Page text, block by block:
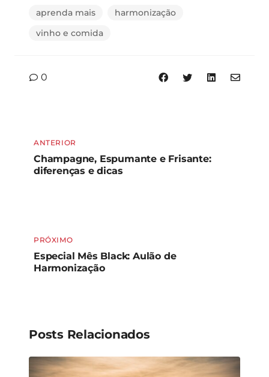
aprenda mais
harmonização
vinho e comida
0
ANTERIOR
Champagne, Espumante e Frisante:
diferenças e dicas
PRÓXIMO
Especial Mês Black: Aulão de
Harmonização
Posts Relacionados